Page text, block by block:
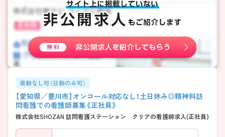
夜勤なし可（日勤のみ可）
【愛知県／豊川市】オンコール対応なし！土日休み◎精神科訪
問看護での看護師募集《正社員》
株式会社SHOZAN 訪問看護ステーション クリアの看護師求人(正社員)